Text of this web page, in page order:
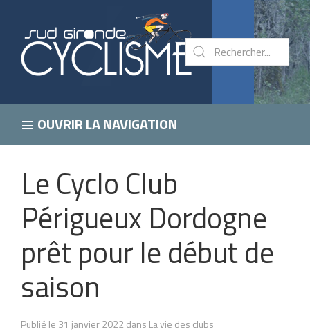
OUVRIR LA NAVIGATION
Le Cyclo Club
Périgueux Dordogne
prêt pour le début de
saison
Publié le 31 janvier 2022 dans La vie des clubs